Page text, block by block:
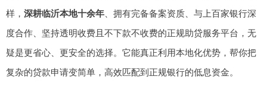
样， 深耕临沂本地十余年 、拥有完备备案资质、与上百家银行深
度合作、坚持透明收费且不下款不收费的正规助贷服务平台，无
疑是更省心、更安全的选择。它能真正利用本地化优势，帮你把
复杂的贷款申请变简单，高效匹配到正规银行的低息资金。